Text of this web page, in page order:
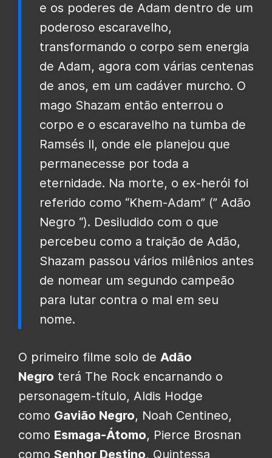
e os poderes de Adam dentro de um
poderoso escaravelho,
transformando o corpo sem energia
de Adam, agora com várias centenas
de anos, em um cadáver murcho. O
mago Shazam então enterrou o
corpo e o escaravelho na tumba de
Ramsés II, onde ele planejou que
permanecesse por toda a
eternidade. Na morte, o ex-herói foi
referido como “Khem-Adam” (” Adão
Negro “). Desiludido com o que
percebeu como a traição de Adão,
Shazam passou vários milênios antes
de nomear um segundo campeão
para lutar contra o mal em seu
nome.
O primeiro filme solo de Adão
Negro terá The Rock encarnando o
personagem-título, Aldis Hodge
como Gavião Negro, Noah Centineo,
como Esmaga-Átomo, Pierce Brosnan
como Senhor Destino, Quintessa